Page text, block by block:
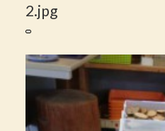
2.jpg